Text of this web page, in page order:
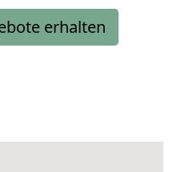
erhalten